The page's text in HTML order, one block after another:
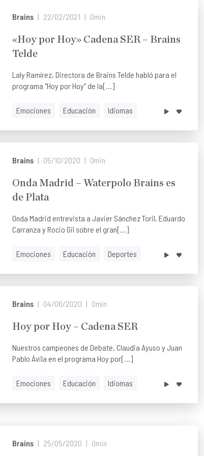
Brains 22/02/2021 0min
«Hoy por Hoy» Cadena SER – Brains
Telde
Laly Ramírez, Directora de Brains Telde habló para el
programa "Hoy por Hoy" de la[...]
Emociones Educación Idiomas
Brains 05/10/2020 0min
Onda Madrid – Waterpolo Brains es
de Plata
Onda Madrid entrevista a Javier Sánchez Toril, Eduardo
Carranza y Rocio Gil sobre el gran[...]
Emociones Educación Deportes
Brains 04/06/2020 0min
Hoy por Hoy – Cadena SER
Nuestros campeones de Debate, Claudia Ayuso y Juan
Pablo Ávila en el programa Hoy por[...]
Emociones Educación Idiomas
Brains 25/05/2020 0min